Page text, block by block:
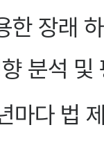
한 장래
분석 및
마다 법